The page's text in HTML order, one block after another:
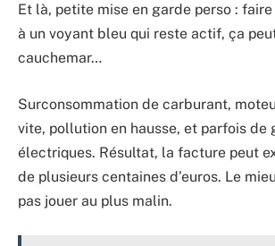
Et là, petite mise en garde perso :
à un voyant bleu qui reste actif, ça
cauchemar…
Surconsommation de carburant,
vite, pollution en hausse, et parfois de
électriques. Résultat, la facture peut
de plusieurs centaines d’euros. Le
pas jouer au plus malin.